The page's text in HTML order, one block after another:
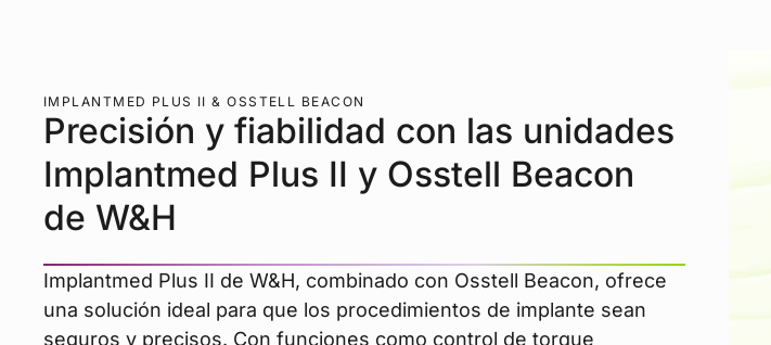
IMPLANTMED PLUS II & OSSTELL BEACON
Precisión y fiabilidad con las unidades
Implantmed Plus II y Osstell Beacon
de W&H
Implantmed Plus II de W&H, combinado con Osstell Beacon, ofrece
una solución ideal para que los procedimientos de implante sean
seguros y precisos. Con funciones como control de torque